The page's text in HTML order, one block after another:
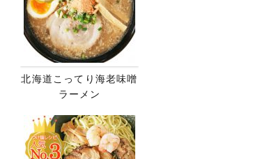
北海道こってり海老味噌
ラーメン